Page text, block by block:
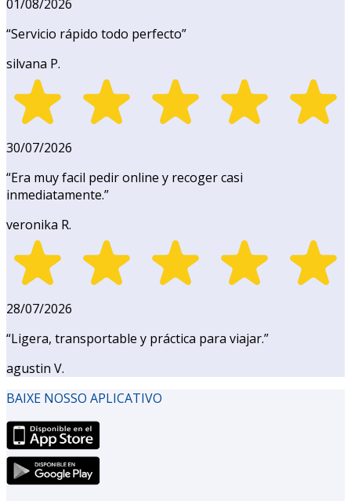
01/08/2026
“Servicio rápido todo perfecto”
silvana P.
30/07/2026
“Era muy facil pedir online y recoger casi
inmediatamente.”
veronika R.
28/07/2026
“Ligera, transportable y práctica para viajar.”
agustin V.
BAIXE NOSSO APLICATIVO